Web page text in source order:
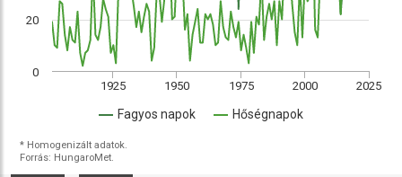
* Homogenizált adatok.
Forrás: HungaroMet.
Fagyos napok Hőségnapok
1925 1950 1975 2000 2025
0
20